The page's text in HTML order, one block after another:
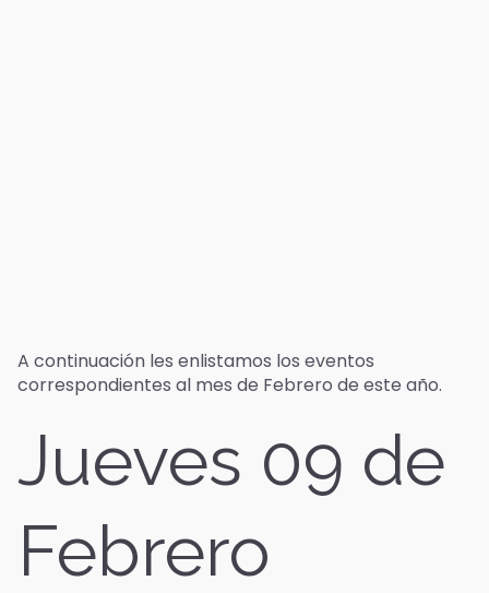
A continuación les enlistamos los eventos
correspondientes al mes de Febrero de este año.
Jueves 09 de
Febrero